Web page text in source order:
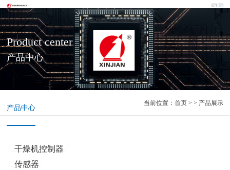
Product center
产品中心
产品中心
当前位置： 首页> > 产品展示
干燥机控制器
传感器